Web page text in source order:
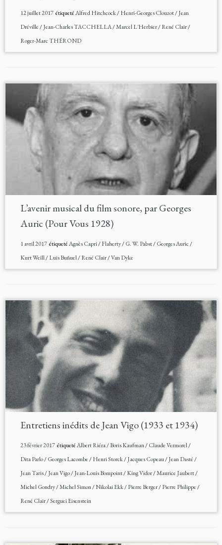
12 juillet 2017étiquetéAlfred Hitchcock/Henri-Georges Clouzot/Jean
Dréville/Jean-Charles TACCHELLA/Marcel L'Herbier/René Clair/
Roger-Marc THÉROND
L’avenir musical du film sonore, par Georges
Auric (Pour Vous 1928)
1 avril 2017étiquetéAgnès Capri/Flaherty/G. W. Pabst/Georges Auric/
Kurt Weill/Luis Buñuel/René Clair/Van Dyke
Entretiens inédits de Jean Vigo (1933 et 1934)
23 février 2017étiquetéAlbert Riéra/Boris Kaufman/Claude Vermorel/
Dita Parlo/Georges Lacombe/Henri Storck/Jacques Copeau/Jean Dasté/
Jean Taris/Jean Vigo/Jean-Louis Bompoint/King Vidor/Maurice Jaubert/
Michel Gondry/Michel Simon/Nikolai Ekk/Pierre Berger/Pierre Philippe/
René Clair/Serguei Eisenstein